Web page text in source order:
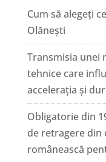
Cum să alegeți
Olănești
Transmisia unei
tehnice care
accelerația și
Obligatorie din
de retragere din
românească